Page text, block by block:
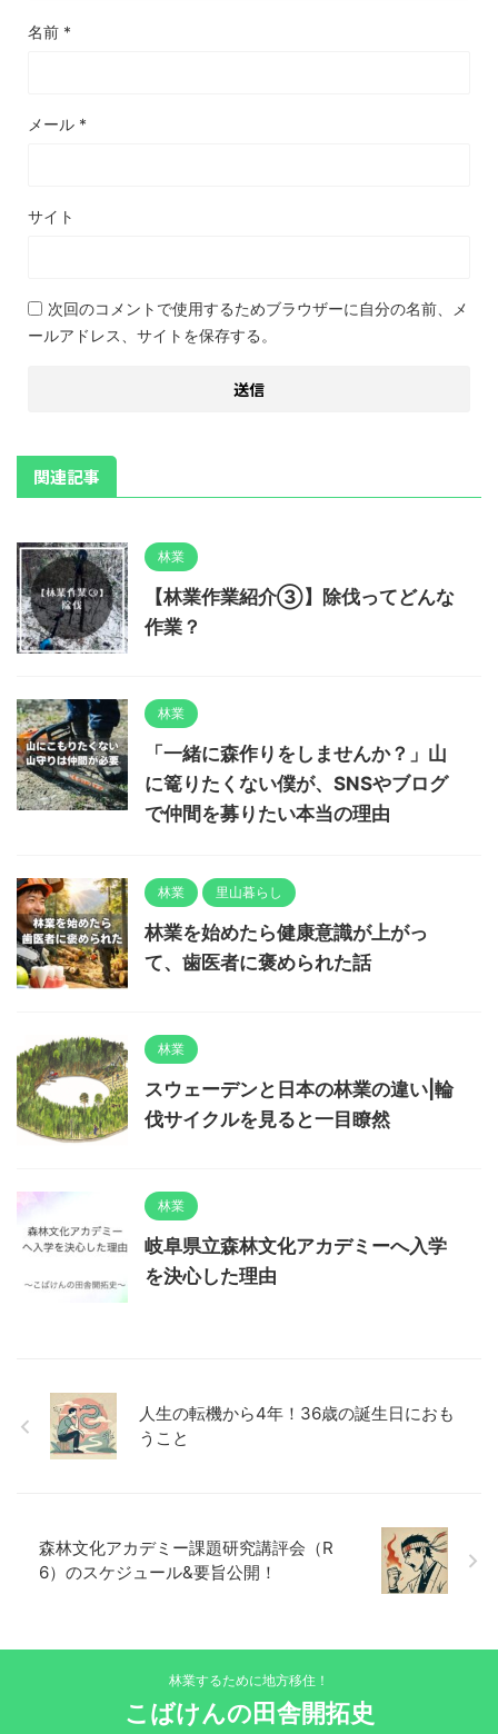
名前 *
メール *
サイト
次回のコメントで使用するためブラウザーに自分の名前、メ
ールアドレス、サイトを保存する。
関連記事
林業
【林業作業紹介③】除伐ってどんな
作業？
林業
「一緒に森作りをしませんか？」山
に篭りたくない僕が、SNSやブログ
で仲間を募りたい本当の理由
林業 里山暮らし
林業を始めたら健康意識が上がっ
て、歯医者に褒められた話
林業
スウェーデンと日本の林業の違い|輪
伐サイクルを見ると一目瞭然
林業
岐阜県立森林文化アカデミーへ入学
を決心した理由
人生の転機から4年！36歳の誕生日におも
うこと
森林文化アカデミー課題研究講評会（R
6）のスケジュール&要旨公開！
林業するために地方移住！
こばけんの田舎開拓史